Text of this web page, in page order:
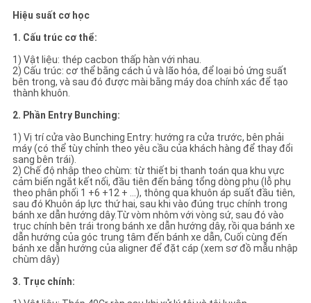
Hiệu suất cơ học
1. Cấu trúc cơ thể:
1) Vật liệu: thép cacbon thấp hàn với nhau.
2) Cấu trúc: cơ thể bằng cách ủ và lão hóa, để loại bỏ ứng suất
bên trong, và sau đó được mài bằng máy doa chính xác để tạo
thành khuôn.
2. Phần Entry Bunching:
1) Vị trí cửa vào Bunching Entry: hướng ra cửa trước, bên phải
máy (có thể tùy chỉnh theo yêu cầu của khách hàng để thay đổi
sang bên trái).
2) Chế độ nhập theo chùm: từ thiết bị thanh toán qua khu vực
cảm biến ngắt kết nối, đầu tiên đến bảng tổng dòng phụ (lỗ phụ
theo phân phối 1 +6 +12 + ...), thông qua khuôn áp suất đầu tiên,
sau đó Khuôn áp lực thứ hai, sau khi vào đúng trục chính trong
bánh xe dẫn hướng dây.Từ vòm nhôm với vòng sứ, sau đó vào
trục chính bên trái trong bánh xe dẫn hướng dây, rồi qua bánh xe
dẫn hướng của góc trung tâm đến bánh xe dẫn, Cuối cùng đến
bánh xe dẫn hướng của aligner để đặt cáp (xem sơ đồ mẫu nhập
chùm dây)
3. Trục chính: